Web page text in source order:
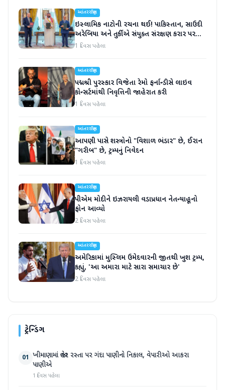
આંતરરાષ્ટ્રીય
ઇસ્લામિક નાટોની રચના થઈ! પાકિસ્તાન, સાઉદી
અરેબિયા અને તુર્કીએ સંયુક્ત સંરક્ષણ કરાર પર
હસ્તાક્ષર
1 દિવસ પહેલા
આંતરરાષ્ટ્રીય
પદ્મશ્રી પુરસ્કાર વિજેતા રેમો ફર્નાન્ડીસે લાઇવ
કોન્સર્ટમાંથી નિવૃત્તિની જાહેરાત કરી
1 દિવસ પહેલા
આંતરરાષ્ટ્રીય
આપણી પાસે શસ્ત્રોનો "વિશાળ ભંડાર" છે, ઈરાન
"ગરીબ" છે, ટ્રમ્પનું નિવેદન
1 દિવસ પહેલા
આંતરરાષ્ટ્રીય
પીએમ મોદીને ઇઝરાયલી વડાપ્રધાન નેતન્યાહૂનો
ફોન આવ્યો
2 દિવસ પહેલા
આંતરરાષ્ટ્રીય
અમેરિકામાં મુસ્લિમ ઉમેદવારની જીતથી ખુશ ટ્રમ્પ,
કહ્યું, 'આ અમારા માટે સારા સમાચાર છે'
2 દિવસ પહેલા
ટ્રેન્ડિંગ
01 ખીમાણામાં જાહેર રસ્તા પર ગંદા પાણીનો નિકાલ, વેપારીઓ આકરા
પાણીએ
1 દિવસ પહેલા